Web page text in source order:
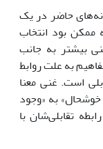
حاضر در یک
ممکن بود انتخاب
بیشتر به جانب
به علت روابط
است. غنی معنا
به «وجود
تقابلی‌شان با